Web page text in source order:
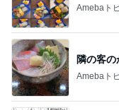
Amebaト
隣の客の
Amebaト